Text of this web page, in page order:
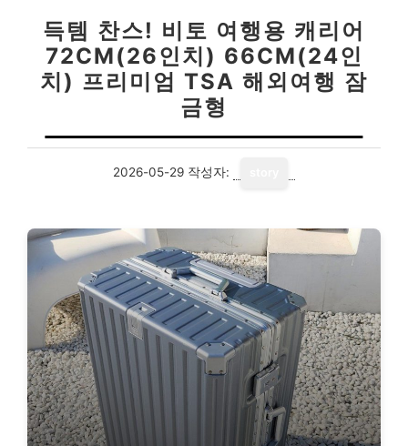
득템 찬스! 비토 여행용 캐리어
72CM(26인치) 66CM(24인
치) 프리미엄 TSA 해외여행 잠
금형
2026-05-29 작성자: